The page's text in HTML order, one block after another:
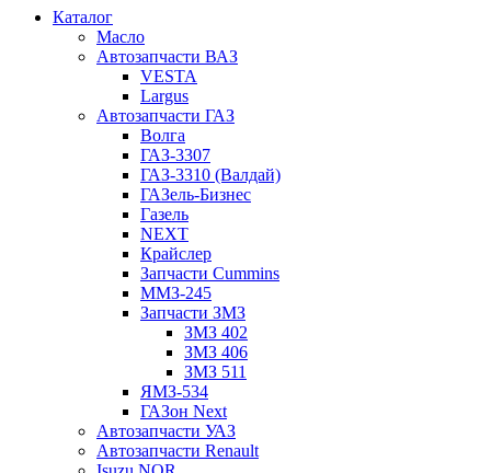
Каталог
Масло
Автозапчасти ВАЗ
VESTA
Largus
Автозапчасти ГАЗ
Волга
ГАЗ-3307
ГАЗ-3310 (Валдай)
ГАЗель-Бизнес
Газель
NEXT
Крайслер
Запчасти Cummins
ММЗ-245
Запчасти ЗМЗ
ЗМЗ 402
ЗМЗ 406
ЗМЗ 511
ЯМЗ-534
ГАЗон Next
Автозапчасти УАЗ
Автозапчасти Renault